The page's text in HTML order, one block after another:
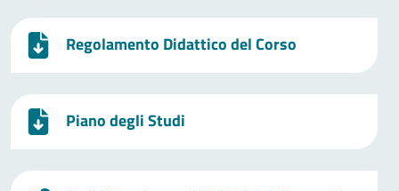
Regolamento Didattico del Corso
Piano degli Studi